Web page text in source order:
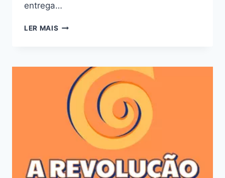
entrega…
LER MAIS CURSO
OU
RUIM?
REVIEW
DO
CURSO
DO
THIAGO
FUNCIONA
MESMO?